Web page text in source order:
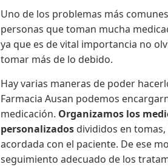
Uno de los problemas más
personas que toman mucha
ya que es de vital importancia no
tomar más de lo debido.
Hay varias maneras de poder
Farmacia Ausan podemos
medicación. Organizamos los
personalizados divididos en
acordada con el paciente. De ese
seguimiento adecuado de los